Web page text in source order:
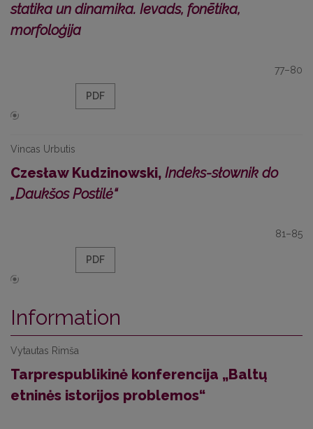
statika un dinamika. Ievads, fonētika,
morfoloģija
77–80
PDF
Vincas Urbutis
Czesław Kudzinowski, Indeks-słownik do
„Daukšos Postilė“
81–85
PDF
Information
Vytautas Rimša
Tarprespublikinė konferencija „Baltų
etninės istorijos problemos“